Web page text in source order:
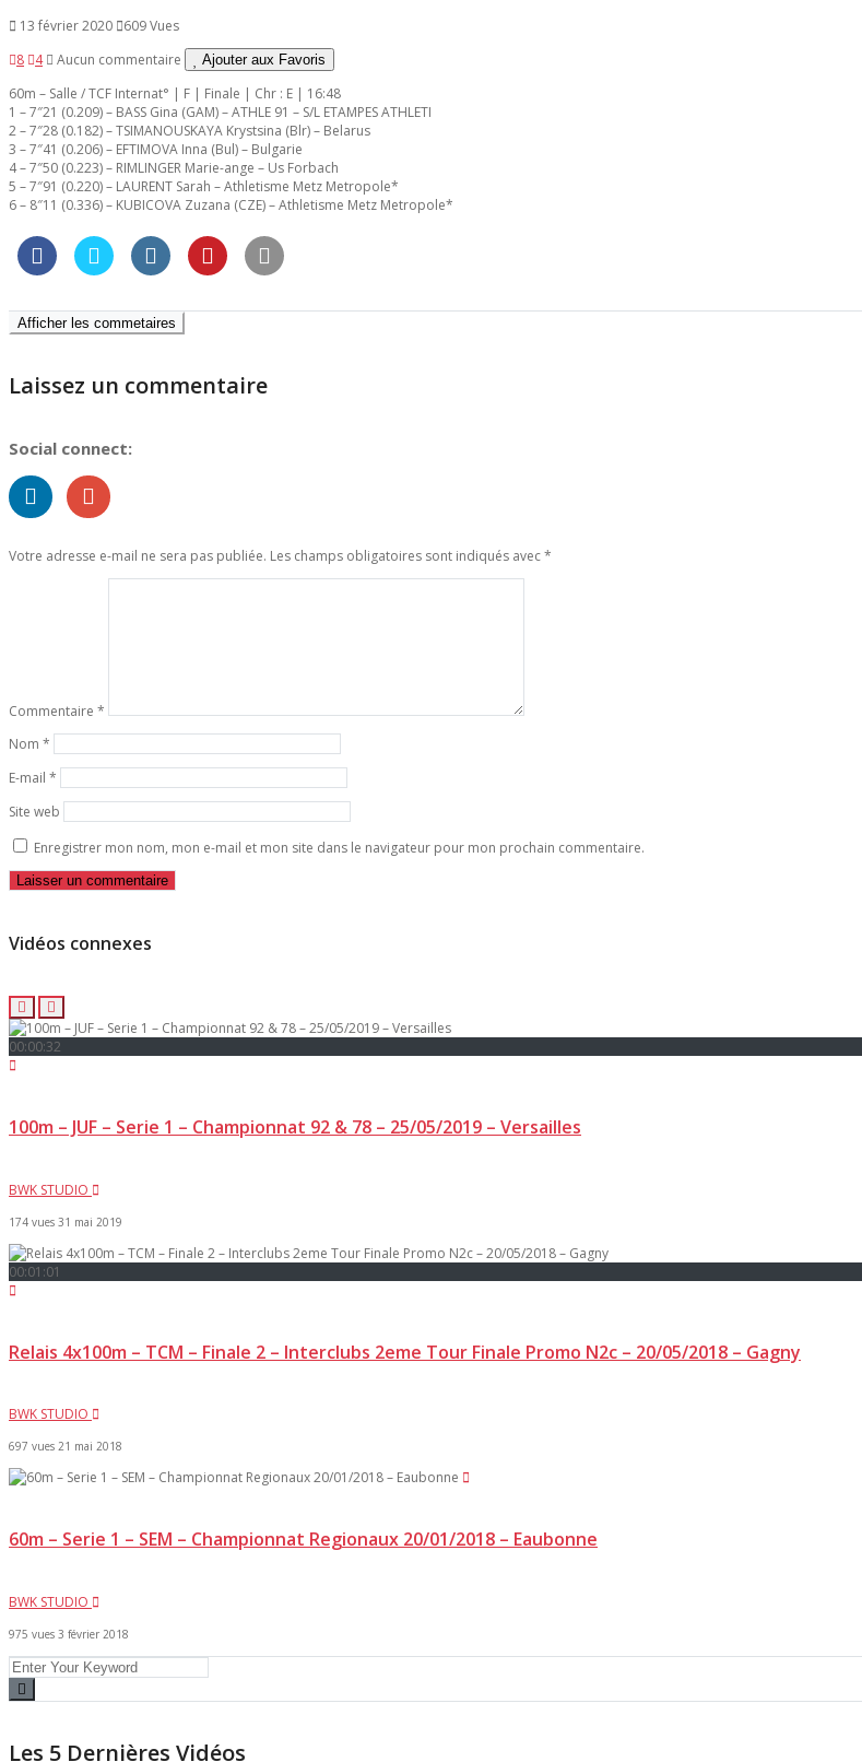
13 février 2020
609 Vues
8
4 Aucun commentaire Ajouter aux Favoris
60m – Salle / TCF Internat° | F | Finale | Chr : E | 16:48
1 – 7″21 (0.209) – BASS Gina (GAM) – ATHLE 91 – S/L ETAMPES ATHLETI
2 – 7″28 (0.182) – TSIMANOUSKAYA Krystsina (Blr) – Belarus
3 – 7″41 (0.206) – EFTIMOVA Inna (Bul) – Bulgarie
4 – 7″50 (0.223) – RIMLINGER Marie-ange – Us Forbach
5 – 7″91 (0.220) – LAURENT Sarah – Athletisme Metz Metropole*
6 – 8″11 (0.336) – KUBICOVA Zuzana (CZE) – Athletisme Metz Metropole*
Afficher les commetaires
Laissez un commentaire
Social connect:
Votre adresse e-mail ne sera pas publiée. Les champs obligatoires sont indiqués avec*
Commentaire *
Nom *
E-mail *
Site web
Enregistrer mon nom, mon e-mail et mon site dans le navigateur pour mon prochain commentaire.
Vidéos connexes
00:00:32
100m – JUF – Serie 1 – Championnat 92 & 78 – 25/05/2019 – Versailles
BWK STUDIO
174 vues 31 mai 2019
00:01:01
Relais 4x100m – TCM – Finale 2 – Interclubs 2eme Tour Finale Promo N2c – 20/05/2018 – Gagny
BWK STUDIO
697 vues 21 mai 2018
60m – Serie 1 – SEM – Championnat Regionaux 20/01/2018 – Eaubonne
BWK STUDIO
975 vues 3 février 2018
Les 5 Dernières Vidéos